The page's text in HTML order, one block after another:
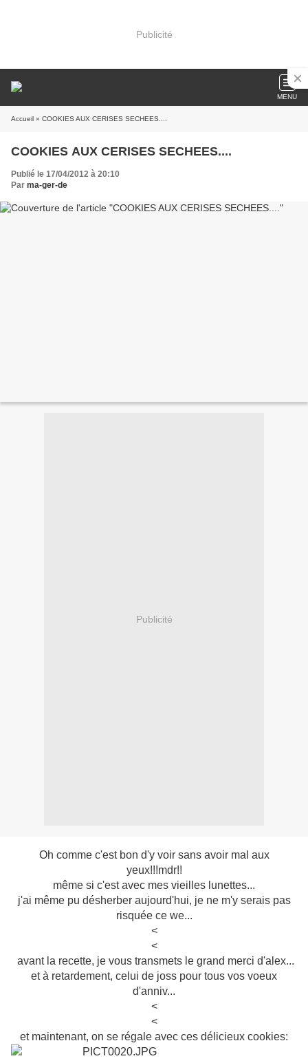
Publicité
MENU
Accueil » COOKIES AUX CERISES SECHEES....
COOKIES AUX CERISES SECHEES....
Publié le 17/04/2012 à 20:10
Par ma-ger-de
Publicité
Oh comme c'est bon d'y voir sans avoir mal aux
yeux!!!mdr!!
même si c'est avec mes vieilles lunettes...
j'ai même pu désherber aujourd'hui, je ne m'y serais pas
risquée ce we...
<
<
avant la recette, je vous transmets le grand merci d'alex...
et à retardement, celui de joss pour tous vos voeux
d'anniv...
<
<
et maintenant, on se régale avec ces délicieux cookies: